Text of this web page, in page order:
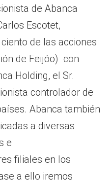
de Abanca
Escotet,
de las acciones
de Feijóo) con
Holding, el Sr.
controlador de
Abanca también
a diversas
e
filiales en los
a ello iremos